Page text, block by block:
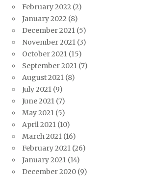
February 2022 (2)
January 2022 (8)
December 2021 (5)
November 2021 (3)
October 2021 (15)
September 2021 (7)
August 2021 (8)
July 2021 (9)
June 2021 (7)
May 2021 (5)
April 2021 (10)
March 2021 (16)
February 2021 (26)
January 2021 (14)
December 2020 (9)